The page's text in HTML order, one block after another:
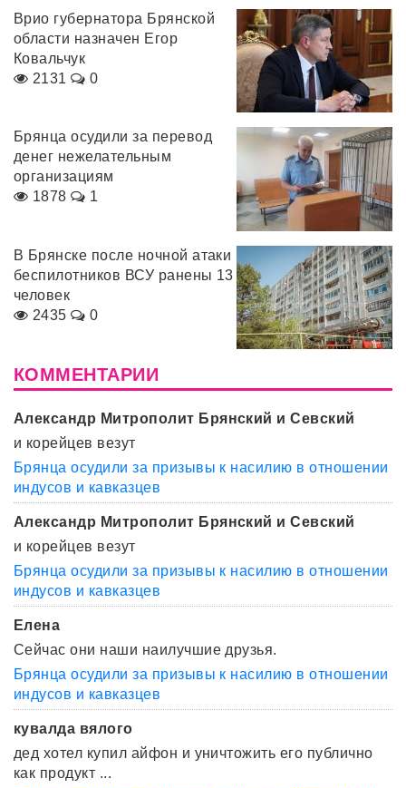
Врио губернатора Брянской
области назначен Егор
Ковальчук
2131
0
Брянца осудили за перевод
денег нежелательным
организациям
1878
1
В Брянске после ночной атаки
беспилотников ВСУ ранены 13
человек
2435
0
КОММЕНТАРИИ
Александр Митрополит Брянский и Севский
и корейцев везут
Брянца осудили за призывы к насилию в отношении
индусов и кавказцев
Александр Митрополит Брянский и Севский
и корейцев везут
Брянца осудили за призывы к насилию в отношении
индусов и кавказцев
Елена
Сейчас они наши наилучшие друзья.
Брянца осудили за призывы к насилию в отношении
индусов и кавказцев
кувалда вялого
дед хотел купил айфон и уничтожить его публично
как продукт ...